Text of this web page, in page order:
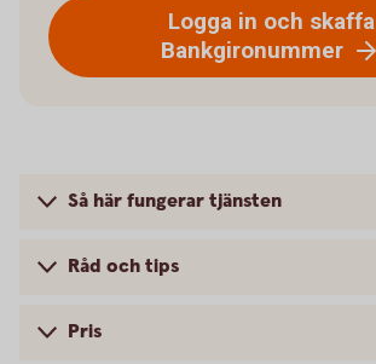
Logga in och skaffa
Bankgironummer
Så här fungerar tjänsten
Råd och tips
Pris